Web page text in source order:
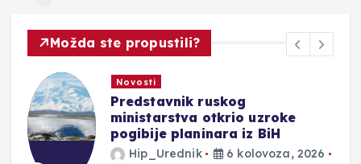
Možda ste propustili?
ruskog
otkrio uzroke
iz BiH
6 kolovoza, 2026
GENERALA
Pjesništvo
domovinu i